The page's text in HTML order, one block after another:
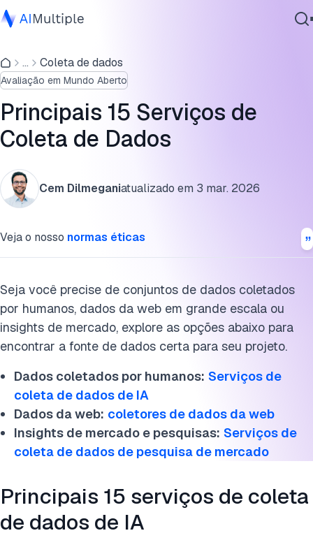
IA Agêntica
Segurança cibernética
Dados
Software Empresarial
Serviços
... Coleta de dados
Avaliação em Mundo Aberto
Principais 15 Serviços de
Coleta de Dados
Cem Dilmeganiatualizado em 3 mar. 2026
Veja o nosso normas éticas
Seja você precise de conjuntos de dados coletados
por humanos, dados da web em grande escala ou
insights de mercado, explore as opções abaixo para
encontrar a fonte de dados certa para seu projeto.
Dados coletados por humanos: Serviços de
coleta de dados de IA
Dados da web: coletores de dados da web
Insights de mercado e pesquisas: Serviços de
coleta de dados de pesquisa de mercado
Principais 15 serviços de coleta
de dados de IA
Análise detalhada dos serviços de coleta de dados de IA
Por que trabalhar com um provedor de serviços de coleta
de dados de IA?
Serviços de coleta de dados de pesquisa de mercado
Perguntas frequentes
Recursos externos